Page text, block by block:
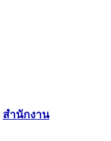
สำนักงาน